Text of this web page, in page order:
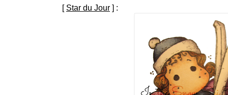
[ Star du Jour ] :